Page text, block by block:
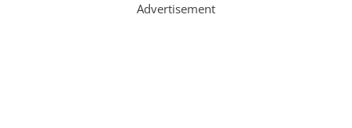
Advertisement